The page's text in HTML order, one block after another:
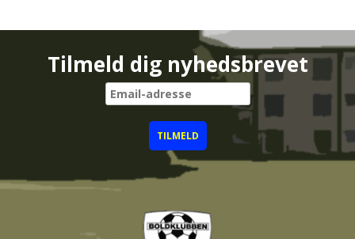
Tilmeld dig nyhedsbrevet